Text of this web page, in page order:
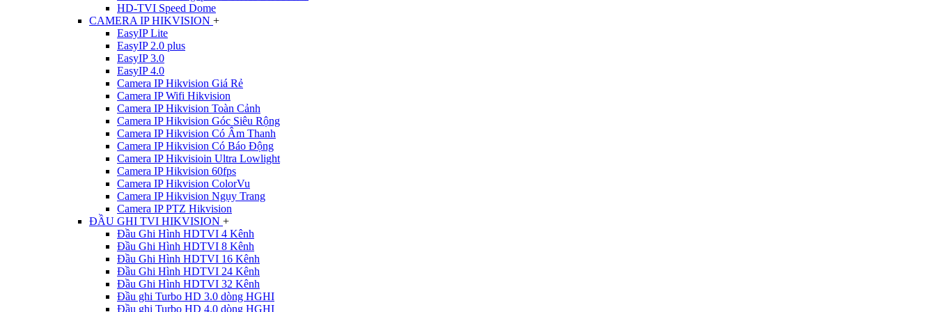
HD-TVI Speed Dome
CAMERA IP HIKVISION +
EasyIP Lite
EasyIP 2.0 plus
EasyIP 3.0
EasyIP 4.0
Camera IP Hikvision Giá Rẻ
Camera IP Wifi Hikvision
Camera IP Hikvision Toàn Cảnh
Camera IP Hikvision Góc Siêu Rộng
Camera IP Hikvision Có Âm Thanh
Camera IP Hikvision Có Báo Động
Camera IP Hikvisioin Ultra Lowlight
Camera IP Hikvision 60fps
Camera IP Hikvision ColorVu
Camera IP Hikvision Ngụy Trang
Camera IP PTZ Hikvision
ĐẦU GHI TVI HIKVISION +
Đầu Ghi Hình HDTVI 4 Kênh
Đầu Ghi Hình HDTVI 8 Kênh
Đầu Ghi Hình HDTVI 16 Kênh
Đầu Ghi Hình HDTVI 24 Kênh
Đầu Ghi Hình HDTVI 32 Kênh
Đầu ghi Turbo HD 3.0 dòng HGHI
Đầu ghi Turbo HD 4.0 dòng HGHI